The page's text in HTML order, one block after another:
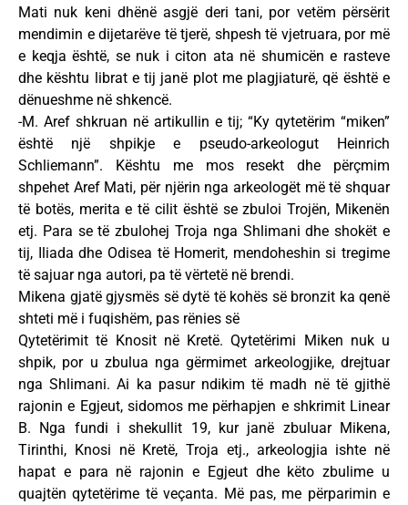
Mati nuk keni dhënë asgjë deri tani, por vetëm përsërit
mendimin e dijetarëve të tjerë, shpesh të vjetruara, por më
e keqja është, se nuk i citon ata në shumicën e rasteve
dhe kështu librat e tij janë plot me plagjiaturë, që është e
dënueshme në shkencë.
-M. Aref shkruan në artikullin e tij; “Ky qytetërim “miken”
është një shpikje e pseudo-arkeologut Heinrich
Schliemann”. Kështu me mos resekt dhe përçmim
shpehet Aref Mati, për njërin nga arkeologët më të shquar
të botës, merita e të cilit është se zbuloi Trojën, Mikenën
etj. Para se të zbulohej Troja nga Shlimani dhe shokët e
tij, Iliada dhe Odisea të Homerit, mendoheshin si tregime
të sajuar nga autori, pa të vërtetë në brendi.
Mikena gjatë gjysmës së dytë të kohës së bronzit ka qenë
shteti më i fuqishëm, pas rënies së
Qytetërimit të Knosit në Kretë. Qytetërimi Miken nuk u
shpik, por u zbulua nga gërmimet arkeologjike, drejtuar
nga Shlimani. Ai ka pasur ndikim të madh në të gjithë
rajonin e Egjeut, sidomos me përhapjen e shkrimit Linear
B. Nga fundi i shekullit 19, kur janë zbuluar Mikena,
Tirinthi, Knosi në Kretë, Troja etj., arkeologjia ishte në
hapat e para në rajonin e Egjeut dhe këto zbulime u
quajtën qytetërime të veçanta. Më pas, me përparimin e